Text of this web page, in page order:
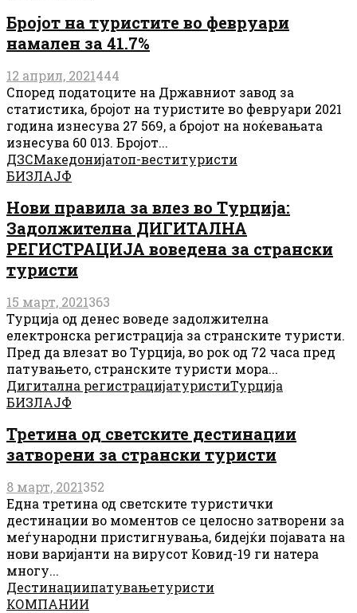
Бројот на туриститe во февруари
намален за 41.7%
12 април, 2021444
Според податоците на Државниот завод за
статистика, бројот на туристите во февруари 2021
година изнесува 27 569, а бројот на ноќевањата
изнесува 60 013. Бројот...
ДЗСМакедонијатоп-веституристи
БИЗЛАЈФ
Нови правила за влез во Турција:
Задолжителна ДИГИТАЛНА
РЕГИСТРАЦИЈА воведена за странски
туристи
15 март, 2021363
Турција од денес воведе задолжителна
електронска регистрација за странските туристи.
Пред да влезат во Турција, во рок од 72 часа пред
патувањето, странските туристи мора...
Дигитална регистрацијатуристиТурција
БИЗЛАЈФ
Третина од светските дестинации
затворени за странски туристи
8 март, 2021352
Една третина од светските туристички
дестинации во моментов се целосно затворени за
меѓународни пристигнувања, бидејќи појавата на
нови варијанти на вирусот Ковид-19 ги ​​натера
многу...
Дестинациипатувањетуристи
КОМПАНИИ